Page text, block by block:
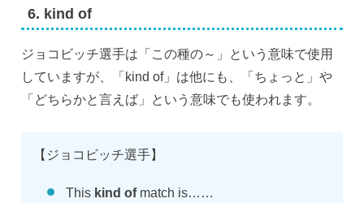
6. kind of
ジョコビッチ選手は「この種の～」という意味で使用
していますが、「kind of」は他にも、「ちょっと」や
「どちらかと言えば」という意味でも使われます。
【ジョコビッチ選手】
This kind ofmatch is……